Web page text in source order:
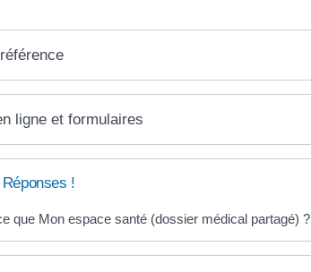
ligne et formulaires
!
que Mon espace santé (dossier médical partagé) ?